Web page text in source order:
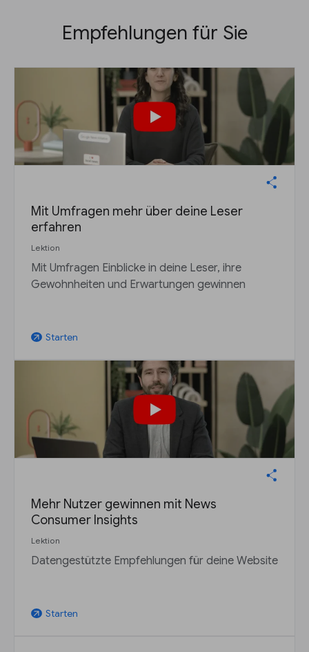
Empfehlungen für Sie
Mit Umfragen mehr über deine Leser
erfahren
Lektion
Mit Umfragen Einblicke in deine Leser, ihre
Gewohnheiten und Erwartungen gewinnen
arrow_outward Starten
Mehr Nutzer gewinnen mit News
Consumer Insights
Lektion
Datengestützte Empfehlungen für deine Website
arrow_outward Starten